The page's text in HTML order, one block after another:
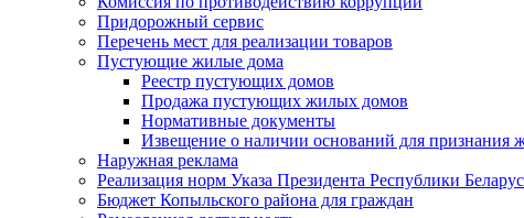
Придорожный сервис
Перечень мест для реализации товаров
Пустующие жилые дома
Реестр пустующих домов
Продажа пустующих жилых домов
Нормативные документы
Извещение о наличии оснований для
Наружная реклама
Реализация норм Указа Президента Республики
Бюджет Копыльского района для граждан